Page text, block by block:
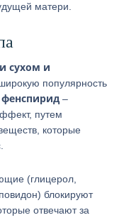
матери.
сухом и
популярность
–
путем
которые
(глицерол,
блокируют
отвечают за